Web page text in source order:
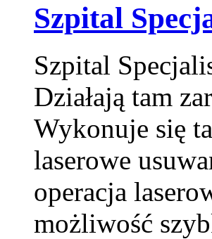
Szpital
Szpital
Działają tam
Wykonuje się
laserowe
operacja
możliwość